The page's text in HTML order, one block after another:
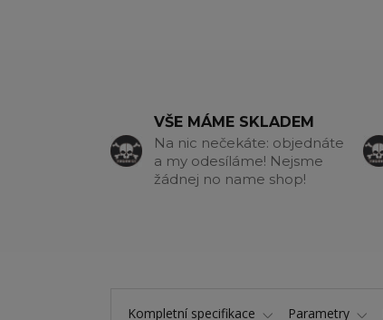
VŠE MÁME SKLADEM
Na nic nečekáte: objednáte
a my odesíláme! Nejsme
žádnej no name shop!
Kompletní specifikace Parametry